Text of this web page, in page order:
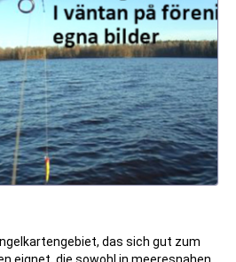
das sich gut zum